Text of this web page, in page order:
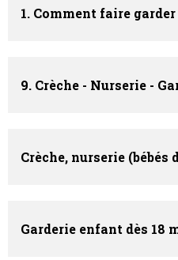
1. Comment faire
9. Crèche - Nurserie -
Crèche, nurserie (bébés
Garderie enfant dès 18